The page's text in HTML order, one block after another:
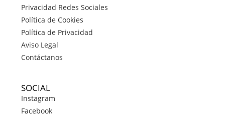
Privacidad Redes Sociales
Política de Cookies
Política de Privacidad
Aviso Legal
Contáctanos
SOCIAL
Instagram
Facebook